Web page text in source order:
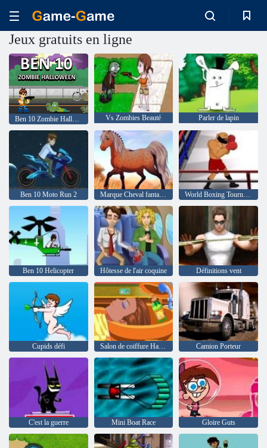
Jeux gratuits en ligne
Ben 10 Zombie Halloween Vs Zombies Beauté Parler de lapin
Ben 10 Moto Run 2 Marque Cheval fantastique World Boxing Tournament
Ben 10 Helicopter Hôtesse de l'air coquine Définitions vent
Cupids défi Salon de coiffure Happy 2 Camion Porteur
C'est la guerre Mini Boat Race Gloire Guts